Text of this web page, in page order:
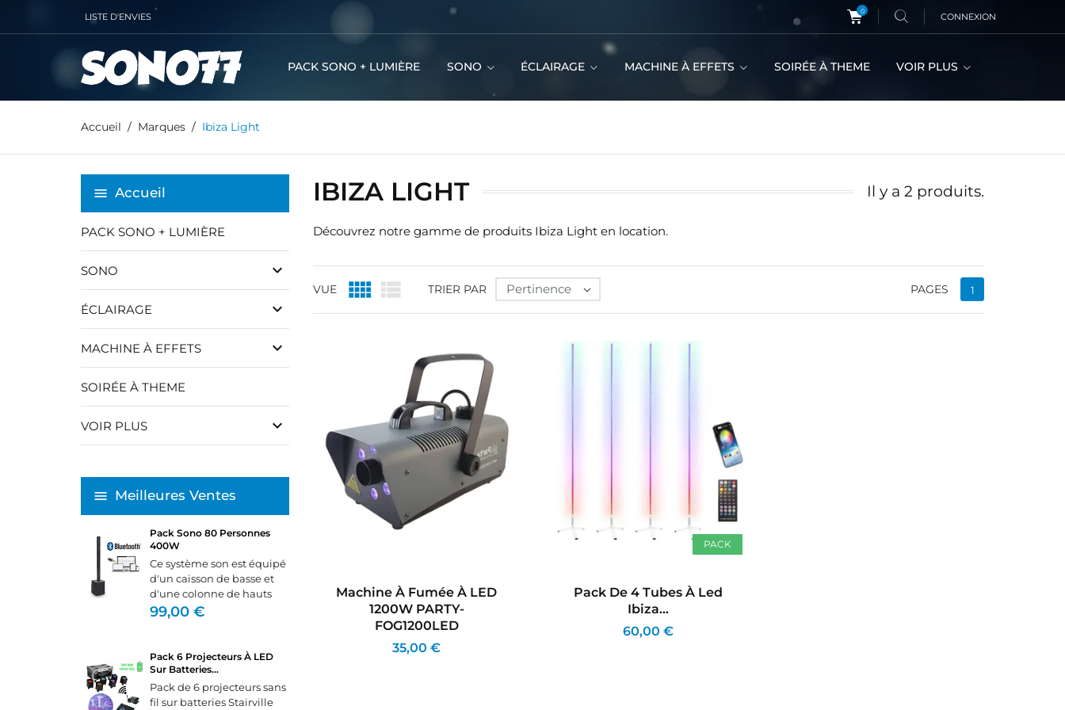
LISTE D'ENVIES 0 CONNEXION
PACK SONO + LUMIÈRE SONO ÉCLAIRAGE MACHINE À EFFETS SOIRÉE À THEME VOIR PLUS
Accueil Marques Ibiza Light
Accueil
PACK SONO + LUMIÈRE
SONO keyboard_arrow_down
ÉCLAIRAGE keyboard_arrow_down
MACHINE À EFFETS keyboard_arrow_down
SOIRÉE À THEME
VOIR PLUS keyboard_arrow_down
Meilleures Ventes
Pack Sono 80 Personnes
400W
Ce système son est équipé
d'un caisson de basse et
d'une colonne de hauts
parleurs.Il se branche
mixage. Nous vous
fournirons les câbles le
câble...
99,00 €
Pack 6 Projecteurs À LED
Sur Batteries...
Pack de 6 projecteurs sans
fil sur batteries Stairville
IBIZA LIGHT Il y a 2 produits.
Découvrez notre gamme de produits Ibiza Light en location.
VUE   TRIER PAR Pertinence  PAGES 1
Machine À Fumée À LED
1200W PARTY-
FOG1200LED
35,00 €
PACK
Pack De 4 Tubes À Led
Ibiza...
60,00 €